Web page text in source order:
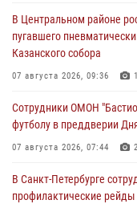
В Центральном районе
пугавшего
Казанского собора
07 августа 2026, 09:36 1
Сотрудники ОМОН
футболу в преддверии
07 августа 2026, 07:44 2
В Санкт-Петербурге
профилактические